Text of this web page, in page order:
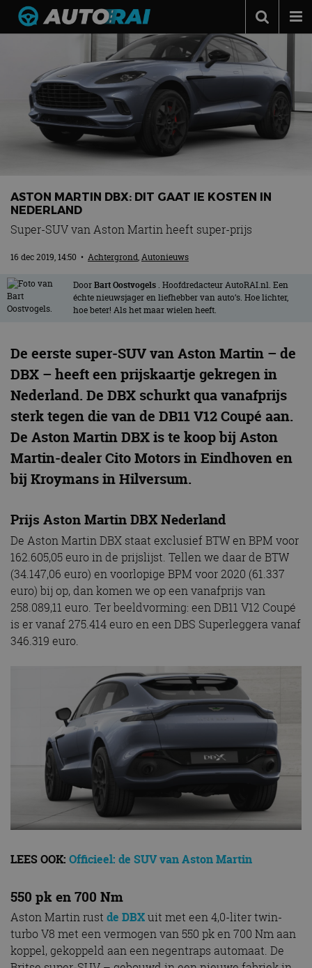
Podcast
Autotests
Automerken
Adverteren
MotorRAI.nl
ASTON MARTIN DBX: DIT GAAT IE KOSTEN IN
NEDERLAND
Super-SUV van Aston Martin heeft super-prijs
16 dec 2019, 14:50 • Achtergrond,Autonieuws
DoorBart Oostvogels . Hoofdredacteur AutoRAI.nl. Een
échte nieuwsjager en liefhebber van auto’s. Hoe lichter,
hoe beter! Als het maar wielen heeft.
De eerste super-SUV van Aston Martin – de
DBX – heeft een prijskaartje gekregen in
Nederland. De DBX schurkt qua vanafprijs
sterk tegen die van de DB11 V12 Coupé aan.
De Aston Martin DBX is te koop bij Aston
Martin-dealer Cito Motors in Eindhoven en
bij Kroymans in Hilversum.
Prijs Aston Martin DBX Nederland
De Aston Martin DBX staat exclusief BTW en BPM voor
162.605,05 euro in de prijslijst. Tellen we daar de BTW
(34.147,06 euro) en voorlopige BPM voor 2020 (61.337
euro) bij op, dan komen we op een vanafprijs van
258.089,11 euro. Ter beeldvorming: een DB11 V12 Coupé
is er vanaf 275.414 euro en een DBS Superleggera vanaf
346.319 euro.
LEES OOK: Officieel: de SUV van Aston Martin
550 pk en 700 Nm
Aston Martin rust de DBXuit met een 4,0-liter twin-
turbo V8 met een vermogen van 550 pk en 700 Nm aan
koppel, gekoppeld aan een negentraps automaat. De